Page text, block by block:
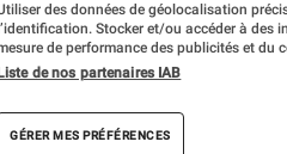
des données de géolocalisation
l’identification. Stocker et/ou accéder à
de performance des publicités et du
Liste de nos partenaires IAB
GÉRER MES PRÉFÉRENCES